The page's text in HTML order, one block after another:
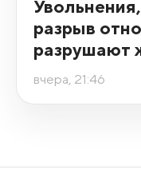
разрыв
разрушают
вчера, 21:46